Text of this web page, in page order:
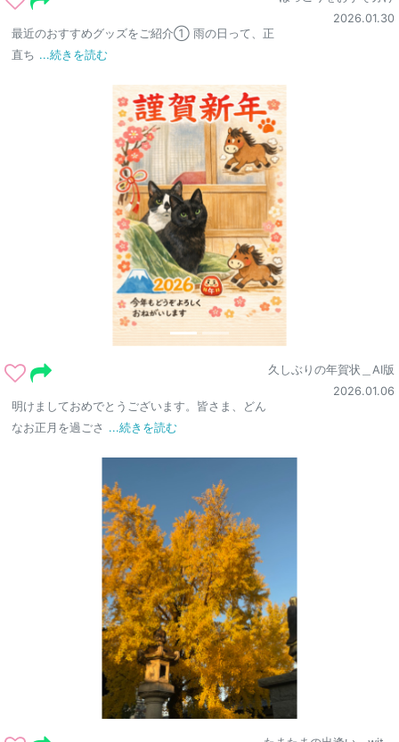
2026.01.30
最近のおすすめグッズをご紹介① 雨の日って、正
直ち ...続きを読む
久しぶりの年賀状＿AI版
2026.01.06
明けましておめでとうございます。皆さま、どん
なお正月を過ごさ ...続きを読む